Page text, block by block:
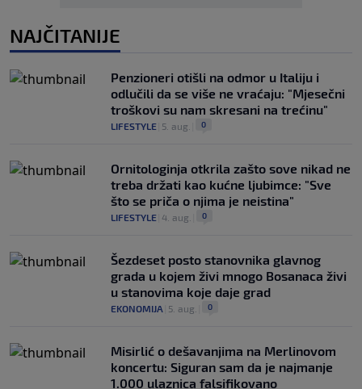
NAJČITANIJE
Penzioneri otišli na odmor u Italiju i
odlučili da se više ne vraćaju: "Mjesečni
troškovi su nam skresani na trećinu"
LIFESTYLE 5. aug. 0
Ornitologinja otkrila zašto sove nikad ne
treba držati kao kućne ljubimce: "Sve
što se priča o njima je neistina"
LIFESTYLE 4. aug. 0
Šezdeset posto stanovnika glavnog
grada u kojem živi mnogo Bosanaca živi
u stanovima koje daje grad
EKONOMIJA 5. aug. 0
Misirlić o dešavanjima na Merlinovom
koncertu: Siguran sam da je najmanje
1.000 ulaznica falsifikovano